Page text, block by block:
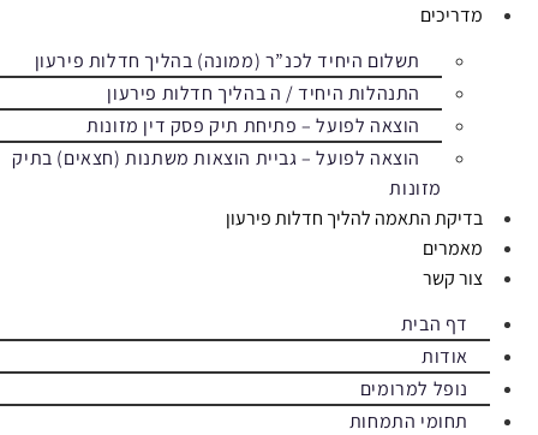
מדריכים
תשלום היחיד לכנ”ר (ממונה) בהליך חדלות פירעון
התנהלות היחיד / ה בהליך חדלות פירעון
הוצאה לפועל – פתיחת תיק פסק דין מזונות
הוצאה לפועל – גביית הוצאות משתנות (חצאים) בתיק
מזונות
בדיקת התאמה להליך חדלות פירעון
מאמרים
צור קשר
דף הבית
אודות
נופל למרומים
תחומי התמחות